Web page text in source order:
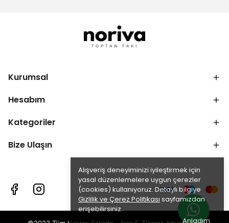
Alışveriş deneyiminizi iyileştirmek için
yasal düzenlemelere uygun çerezler
(cookies) kullanıyoruz. Detaylı bilgiye
Gizlilik ve Çerez Politikası sayfamızdan
erişebilirsiniz.
Anladım
Kurumsal
Hesabım
Kategoriler
Bize Ulaşın